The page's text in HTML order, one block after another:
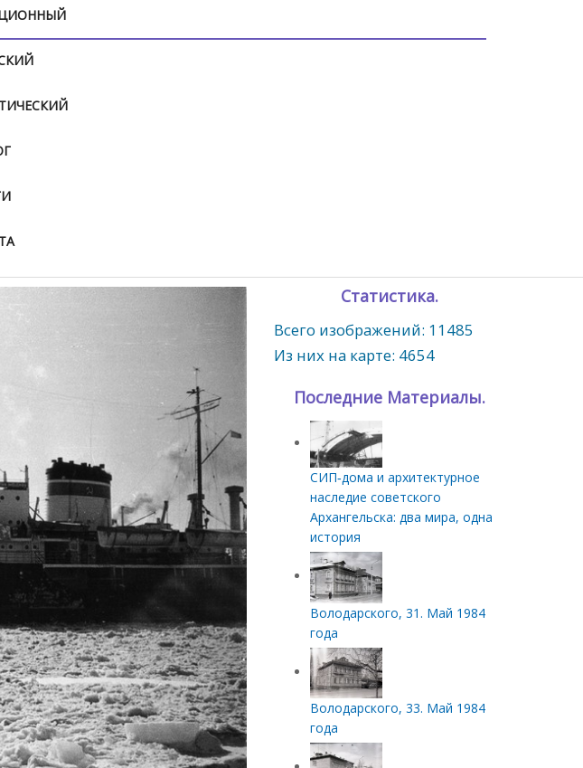
Статистика.
Всего изображений: 11485
Из них на карте: 4654
Последние Материалы.
СИП‑дома и архитектурное
наследие советского
Архангельска: два мира, одна
история
Володарского, 31. Май 1984
года
Володарского, 33. Май 1984
года